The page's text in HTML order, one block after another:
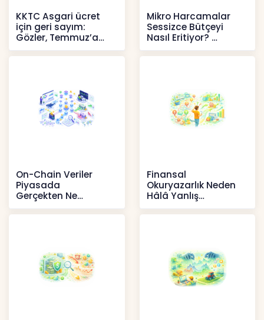
KKTC Asgari ücret
için geri sayım:
Gözler, Temmuz’a
yansıması beklenen
artışta
Mikro Harcamalar
Sessizce Bütçeyi
Nasıl Eritiyor?
İçerikler
On-Chain Veriler
Piyasada
Gerçekten Ne
Anlatır?
Kripto
Finansal
Okuryazarlık Neden
Hâlâ Yanlış
Anlaşılıyor?
İçerikler